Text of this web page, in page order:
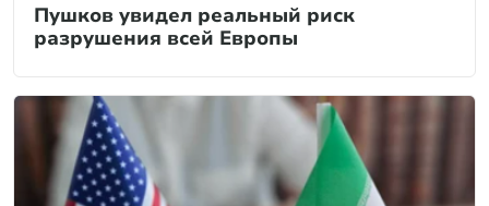
Пушков увидел реальный риск
разрушения всей Европы